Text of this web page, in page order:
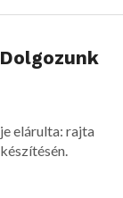
elárulta: rajta